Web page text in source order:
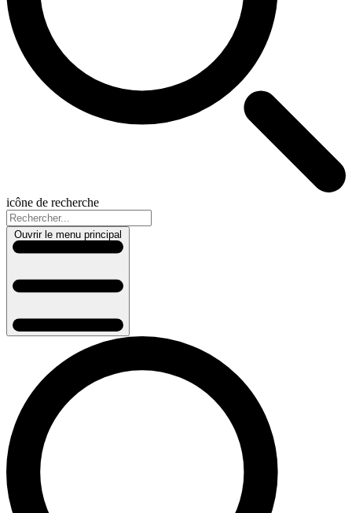
icône de recherche
Ouvrir le menu principal